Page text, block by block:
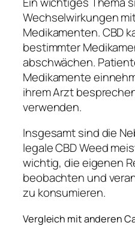
Wechselwirkungen
Medikamenten. CBD
bestimmter
abschwächen.
Medikamente
ihrem Arzt
verwenden.
Insgesamt sind die
legale CBD Weed
wichtig, die eigenen
beobachten und
zu konsumieren.
Vergleich mit anderen